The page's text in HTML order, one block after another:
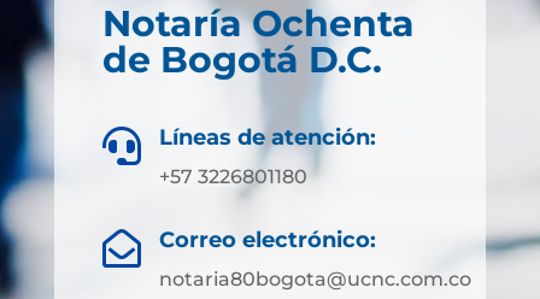
Notaría Ochenta
de Bogotá D.C.
 Líneas de atención:
+57 3226801180
 Correo electrónico:
notaria80bogota@ucnc.com.co